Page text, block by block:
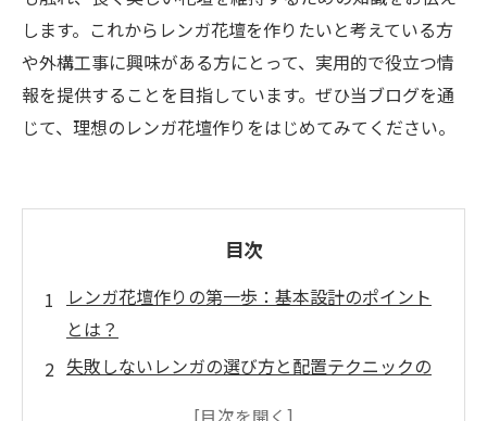
します。これからレンガ花壇を作りたいと考えている方
や外構工事に興味がある方にとって、実用的で役立つ情
報を提供することを目指しています。ぜひ当ブログを通
じて、理想のレンガ花壇作りをはじめてみてください。
目次
レンガ花壇作りの第一歩：基本設計のポイント
とは？
失敗しないレンガの選び方と配置テクニックの